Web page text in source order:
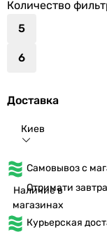
Количество
5
6
Доставка
Киев
Самовывоз с
Наличие в
магазинах
Отримати
Курьерская